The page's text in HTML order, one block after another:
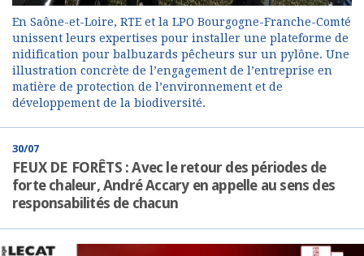
En Saône-et-Loire, RTE et la LPO Bourgogne-Franche-Comté
unissent leurs expertises pour installer une plateforme de
nidification pour balbuzards pêcheurs sur un pylône. Une
illustration concrète de l’engagement de l’entreprise en
matière de protection de l’environnement et de
développement de la biodiversité.
30/07
FEUX DE FORÊTS : Avec le retour des périodes de
forte chaleur, André Accary en appelle au sens des
responsabilités de chacun